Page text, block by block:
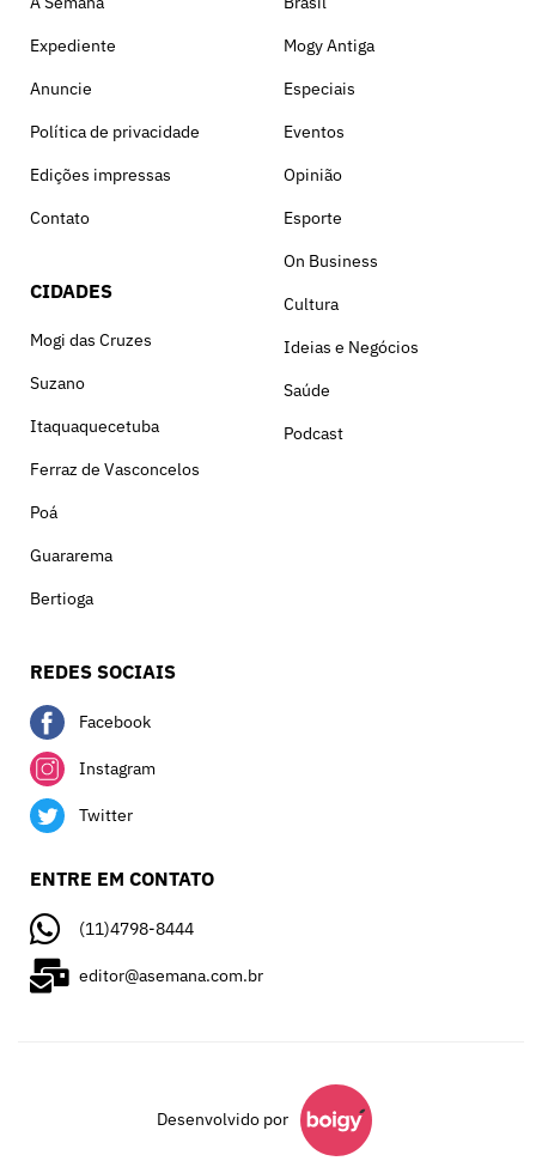
Expediente
Anuncie
Política de privacidade
Edições impressas
Contato
CIDADES
Mogi das Cruzes
Suzano
Itaquaquecetuba
Ferraz de Vasconcelos
Poá
Guararema
Bertioga
Mogy Antiga
Especiais
Eventos
Opinião
Esporte
On Business
Cultura
Ideias e Negócios
Saúde
Podcast
REDES SOCIAIS
Facebook
Instagram
Twitter
ENTRE EM CONTATO
(11)4798-8444
editor@asemana.com.br
Desenvolvido por